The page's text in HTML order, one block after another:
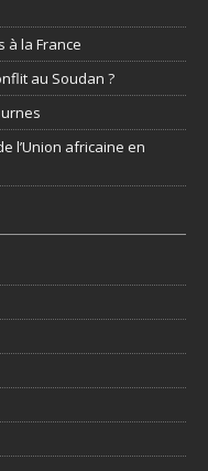
à la France
au Soudan ?
l’Union africaine en